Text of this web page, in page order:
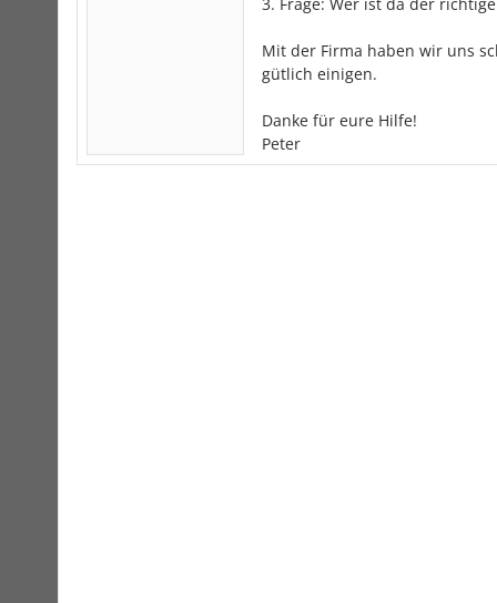
Mit der Firma haben wir uns
gütlich einigen.
Danke für eure Hilfe!
Peter